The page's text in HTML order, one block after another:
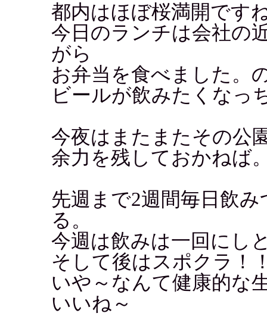
都内はほぼ桜満開です
今日のランチは会社の
がら
お弁当を食べました。
ビールが飲みたくなっ
今夜はまたまたその公
余力を残しておかねば
先週まで2週間毎日飲
る。
今週は飲みは一回にし
そして後はスポクラ！
いや～なんて健康的な
いいね～